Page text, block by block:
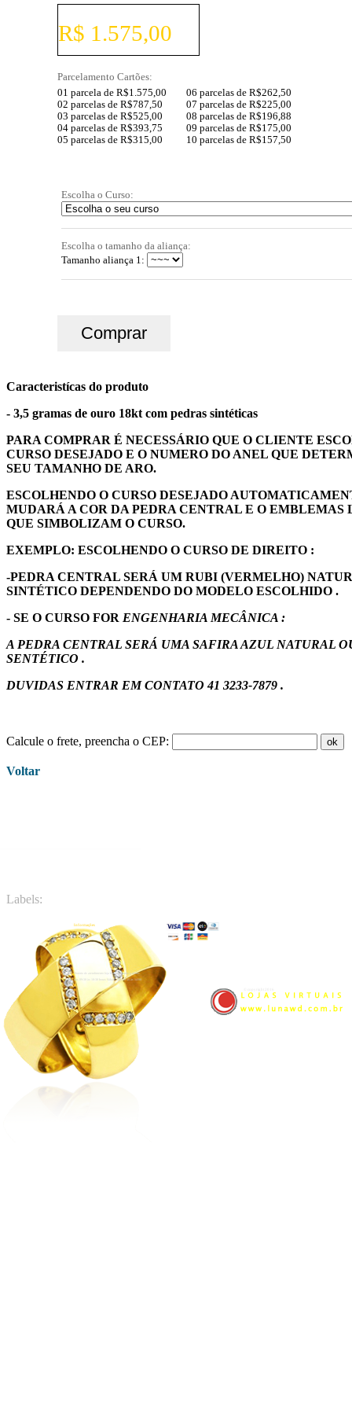
R$ 1.575,00
Parcelamento Cartões:
01 parcela de R$1.575,00
02 parcelas de R$787,50
03 parcelas de R$525,00
04 parcelas de R$393,75
05 parcelas de R$315,00
06 parcelas de R$262,50
07 parcelas de R$225,00
08 parcelas de R$196,88
09 parcelas de R$175,00
10 parcelas de R$157,50
Escolha o Curso:
Escolha o tamanho da aliança:
Tamanho aliança 1:
Caracteristícas do produto
- 3,5 gramas de ouro 18kt com pedras sintéticas
PARA COMPRAR É NECESSÁRIO QUE O CLIENTE
CURSO DESEJADO E O NUMERO DO ANEL QUE
SEU TAMANHO DE ARO.
ESCOLHENDO O CURSO DESEJADO
MUDARÁ A COR DA PEDRA CENTRAL E O EMBLEMAS
QUE SIMBOLIZAM O CURSO.
EXEMPLO: ESCOLHENDO O CURSO DE DIREITO :
-PEDRA CENTRAL SERÁ UM RUBI (VERMELHO)
SINTÉTICO DEPENDENDO DO MODELO ESCOLHIDO .
- SE O CURSO FOR ENGENHARIA MECÂNICA :
A PEDRA CENTRAL SERÁ UMA SAFIRA AZUL NATURAL
SENTÉTICO .
DUVIDAS ENTRAR EM CONTATO 41 3233-7879 .
Calcule o frete, preencha o CEP:
Voltar
Labels:
Informações
Horário de atendimento loja física Segunda a sexta:
das 09:30 às 18:30 horas Sábado das 09:30 às 14:00